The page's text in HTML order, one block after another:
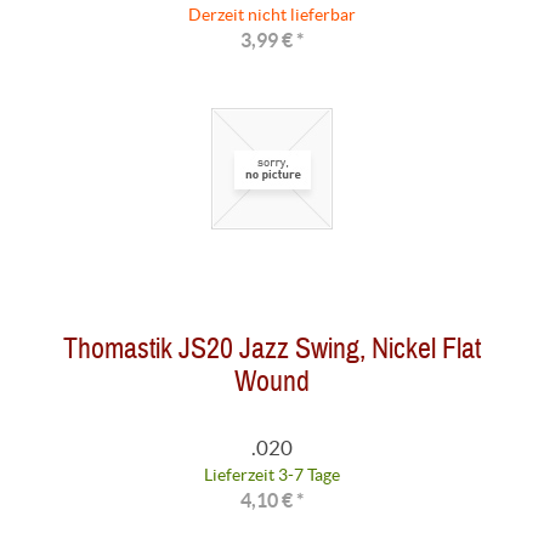
Derzeit nicht lieferbar
3,99 € *
Thomastik JS20 Jazz Swing, Nickel Flat
Wound
.020
Lieferzeit 3-7 Tage
4,10 € *